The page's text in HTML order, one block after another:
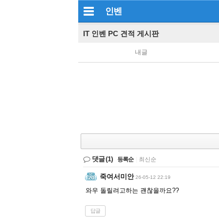
인벤
IT 인벤 PC 견적 게시판
내글
댓글(1) 등록순 최신순
죽여서미안 26-05-12 22:19
와우 돌릴려고하는 괜찮을까요??
답글